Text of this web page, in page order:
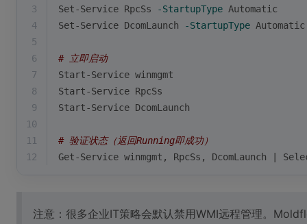
3
Set-Service RpcSs -StartupType Automatic
4
Set-Service DcomLaunch -StartupType Automatic
5
6
# 立即启动
7
Start-Service winmgmt
8
Start-Service RpcSs
9
Start-Service DcomLaunch
10
11
# 验证状态（返回Running即成功）
12
Get-Service winmgmt, RpcSs, DcomLaunch |
注意：很多企业IT策略会默认禁用WMI远程管理。